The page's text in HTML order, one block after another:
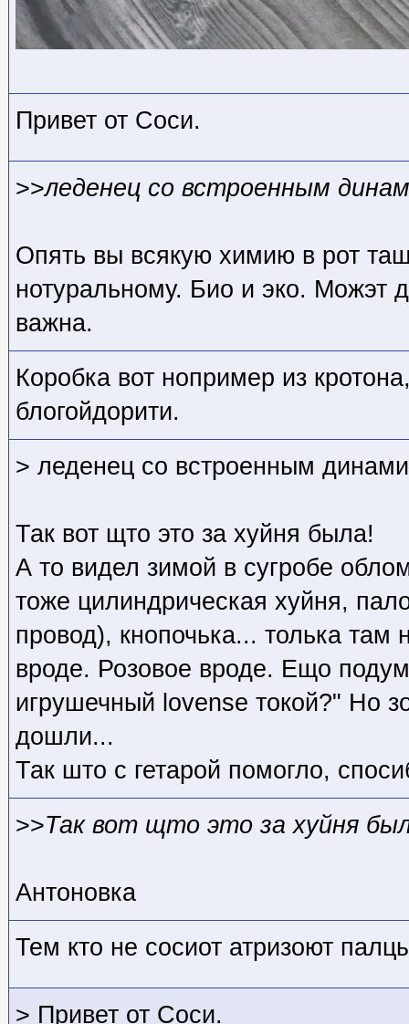
Привет от Соси.
>>леденец со встроенным
Опять вы всякую химию в рот
нотуральному. Био и эко. Можэт
важна.
Коробка вот нопример из
блогойдорити.
> леденец со встроенным
Так вот щто это за хуйня была!
А то видел зимой в сугробе
тоже цилиндрическая хуйня,
провод), кнопочька... толька там
вроде. Розовое вроде. Ещо
игрушечный lovense токой?" Но
дошли...
Так што с гетарой помогло,
>>Так вот щто это за хуйня
Антоновка
Тем кто не сосиот атризоют
> Привет от Соси.